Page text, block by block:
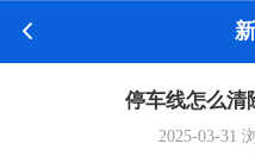
停车线怎么清
2025-03-31